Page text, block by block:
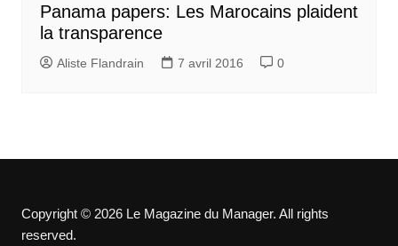
Panama papers: Les Marocains plaident
la transparence
Aliste Flandrain 7 avril 2016 0
Copyright © 2026 Le Magazine du Manager. All rights
reserved.